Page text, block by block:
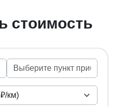
стоимость